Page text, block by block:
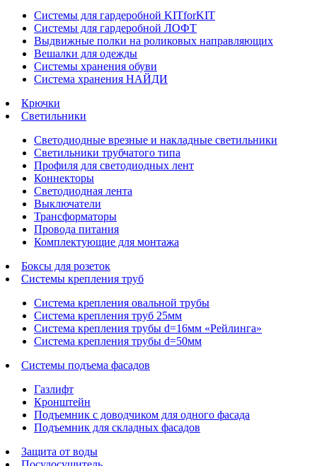
Системы для гардеробной KITforKIT
Системы для гардеробной ЛОФТ
Выдвижные полки на роликовых направляющих
Вешалки для одежды
Системы хранения обуви
Система хранения НАЙДИ
Крючки
Светильники
Светодиодные врезные и накладные светильники
Светильники трубчатого типа
Профиля для светодиодных лент
Коннекторы
Светодиодная лента
Выключатели
Трансформаторы
Провода питания
Комплектующие для монтажа
Боксы для розеток
Системы крепления труб
Система крепления овальной трубы
Система крепления труб 25мм
Система крепления трубы d=16мм «Рейлинга»
Система крепления трубы d=50мм
Системы подъема фасадов
Газлифт
Кронштейн
Подъемник с доводчиком для одного фасада
Подъемник для складных фасадов
Защита от воды